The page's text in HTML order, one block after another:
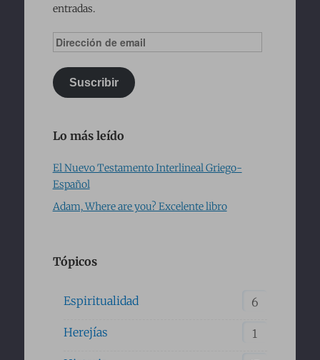
entradas.
Dirección
de
email
Suscribir
Lo más leído
El Nuevo Testamento Interlineal Griego-
Español
Adam, Where are you? Excelente libro
Tópicos
Espiritualidad 6
Herejías 1